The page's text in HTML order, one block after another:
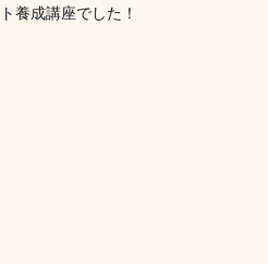
養成講座でした！